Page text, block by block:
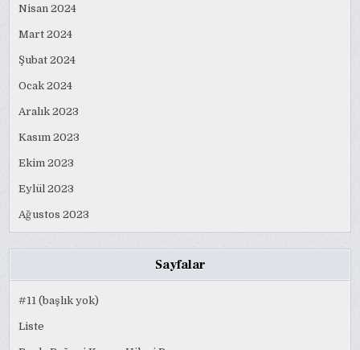
Nisan 2024
Mart 2024
Şubat 2024
Ocak 2024
Aralık 2023
Kasım 2023
Ekim 2023
Eylül 2023
Ağustos 2023
Sayfalar
#11 (başlık yok)
Liste